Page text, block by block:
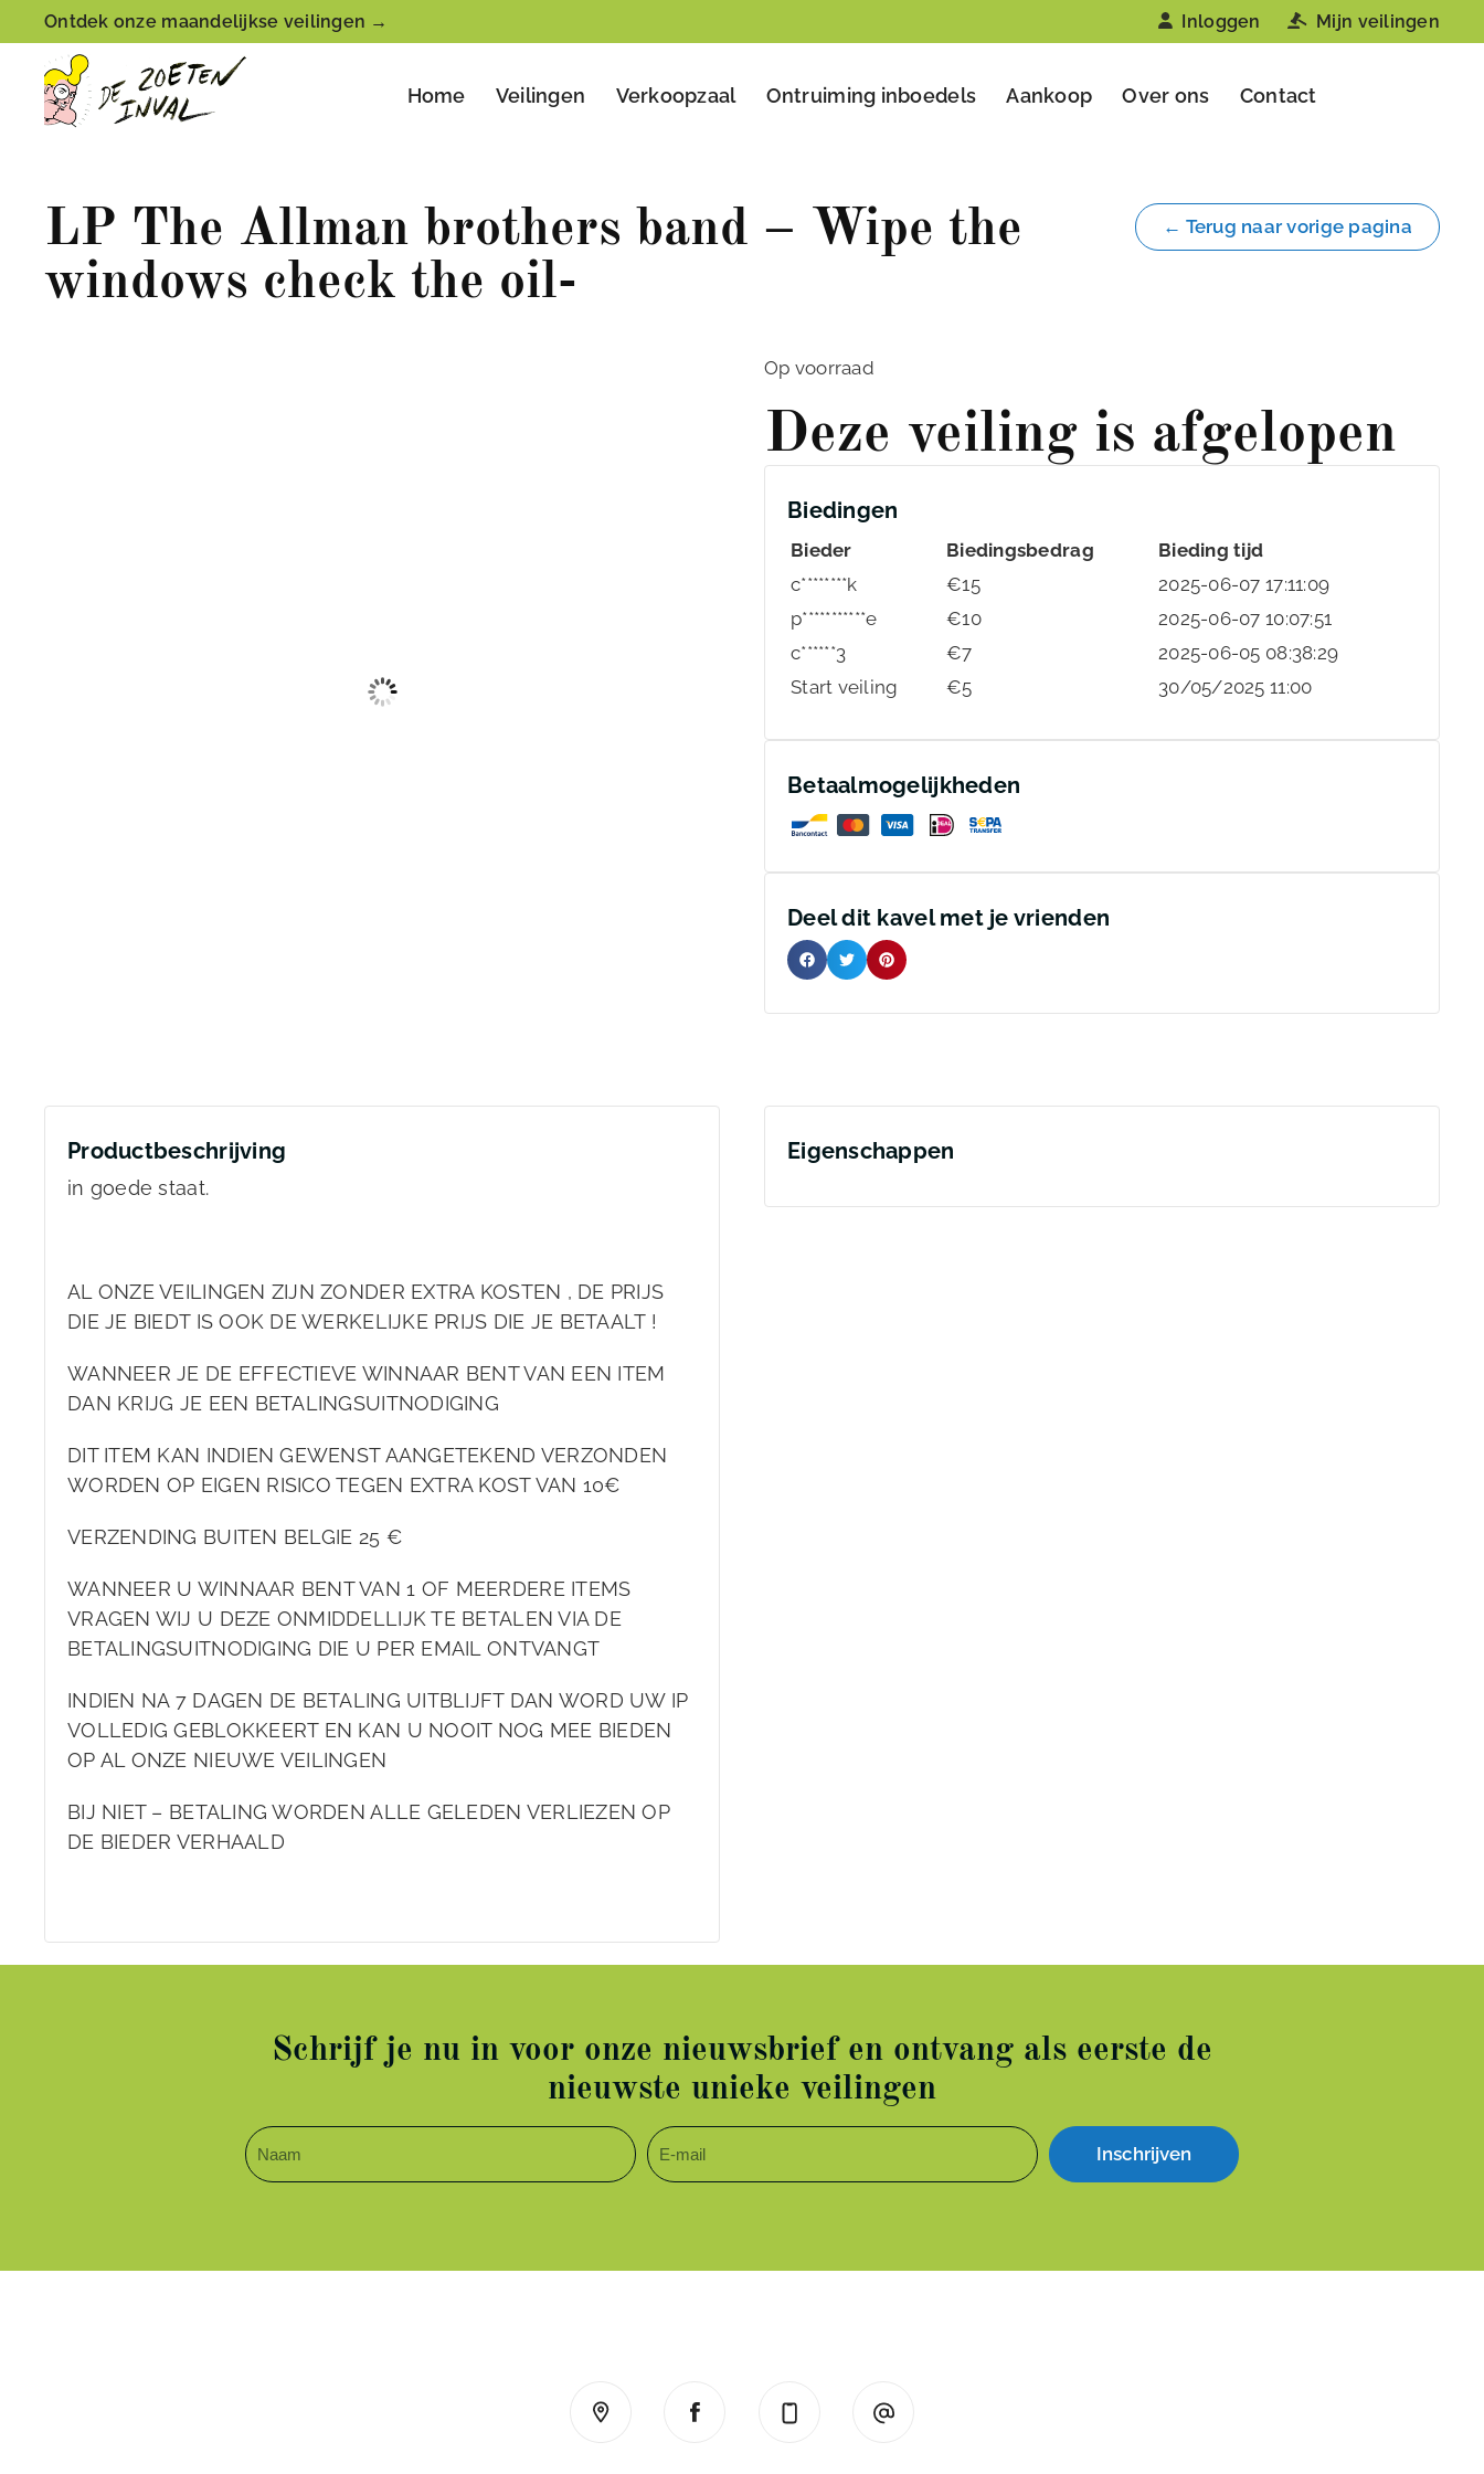
Ontdek onze maandelijkse veilingen → Inloggen Mijn veilingen
Home Veilingen Verkoopzaal Ontruiming inboedels Aankoop Over ons Contact
LP The Allman brothers band – Wipe the
windows check the oil-
← Terug naar vorige pagina
Op voorraad
Deze veiling is afgelopen
Biedingen
Bieder Biedingsbedrag
Bieding tijd
c********k
€15
2025-06-07 17:11:09
p***********e
€10
2025-06-07 10:07:51
c******3
€7
2025-06-05 08:38:29
Start veiling
€5 30/05/2025 11:00
Betaalmogelijkheden
Deel dit kavel met je vrienden
Productbeschrijving
in goede staat.
AL ONZE VEILINGEN ZIJN ZONDER EXTRA KOSTEN , DE PRIJS
DIE JE BIEDT IS OOK DE WERKELIJKE PRIJS DIE JE BETAALT !
WANNEER JE DE EFFECTIEVE WINNAAR BENT VAN EEN ITEM
DAN KRIJG JE EEN BETALINGSUITNODIGING
DIT ITEM KAN INDIEN GEWENST AANGETEKEND VERZONDEN
WORDEN OP EIGEN RISICO TEGEN EXTRA KOST VAN 10€
VERZENDING BUITEN BELGIE 25 €
WANNEER U WINNAAR BENT VAN 1 OF MEERDERE ITEMS
VRAGEN WIJ U DEZE ONMIDDELLIJK TE BETALEN VIA DE
BETALINGSUITNODIGING DIE U PER EMAIL ONTVANGT
INDIEN NA 7 DAGEN DE BETALING UITBLIJFT DAN WORD UW IP
VOLLEDIG GEBLOKKEERT EN KAN U NOOIT NOG MEE BIEDEN
OP AL ONZE NIEUWE VEILINGEN
BIJ NIET – BETALING WORDEN ALLE GELEDEN VERLIEZEN OP
DE BIEDER VERHAALD
Eigenschappen
Schrijf je nu in voor onze nieuwsbrief en ontvang als eerste de
nieuwste unieke veilingen
Inschrijven